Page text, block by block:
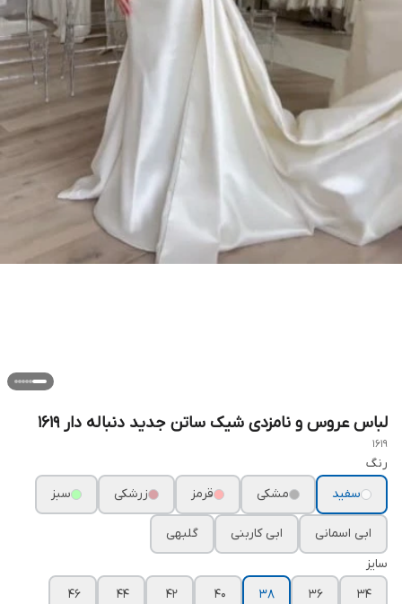
لباس عروس و نامزدی شیک ساتن جدید دنباله دار ۱۶۱۹
1619
رنگ
سفید
مشکی قرمز زرشکی سبز
ابی اسمانی ابی کاربنی
گلبهی
سایز
۳۴
۳۶ ۳۸ ۴۰ ۴۲ ۴۴ ۴۶